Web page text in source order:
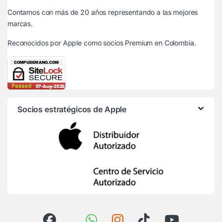
Contamos con más de 20 años representando a las mejores
marcas.
Reconocidos por Apple como socios Premium en Colombia.
Socios estratégicos de Apple